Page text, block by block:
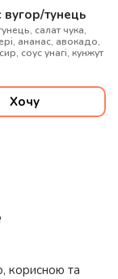
вугор/тунець
салат чука,
ананас, авокадо,
соус унагі, кунжут
Хочу
корисною та